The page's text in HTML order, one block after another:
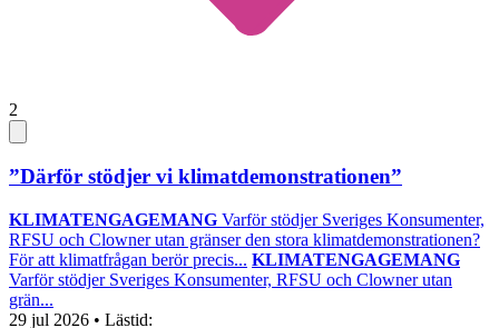
2
”Därför stödjer vi klimatdemonstrationen”
KLIMATENGAGEMANG Varför stödjer Sveriges Konsumenter,
RFSU och Clowner utan gränser den stora klimatdemonstrationen?
För att klimatfrågan berör precis... KLIMATENGAGEMANG
Varför stödjer Sveriges Konsumenter, RFSU och Clowner utan
grän...
29 jul 2026 • Lästid: